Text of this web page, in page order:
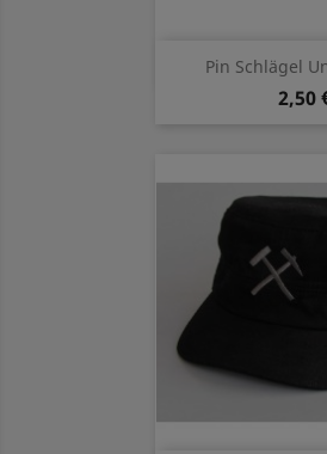
Pin Schlägel
2,50
